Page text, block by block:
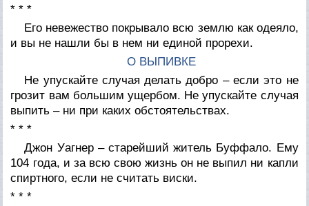
* * *
Его невежество покрывало всю землю как одеяло,
и вы не нашли бы в нем ни единой прорехи.
О ВЫПИВКЕ
Не упускайте случая делать добро – если это не
грозит вам большим ущербом. Не упускайте случая
выпить – ни при каких обстоятельствах.
* * *
Джон Уагнер – старейший житель Буффало. Ему
104 года, и за всю свою жизнь он не выпил ни капли
спиртного, если не считать виски.
* * *